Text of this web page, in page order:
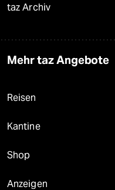
taz Archiv
Mehr taz Angebote
Reisen
Kantine
Shop
Anzeigen